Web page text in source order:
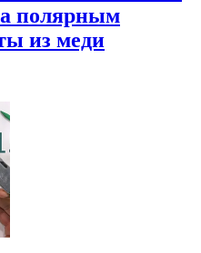
полярным
из меди